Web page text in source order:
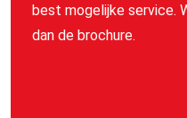
best mogelijke service.
dan de brochure.